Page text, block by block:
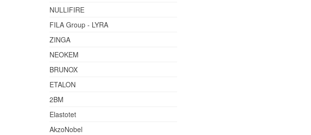
NULLIFIRE
FILA Group - LYRA
ZINGA
NEOKEM
BRUNOX
ETALON
2BM
Elastotet
AkzoNobel